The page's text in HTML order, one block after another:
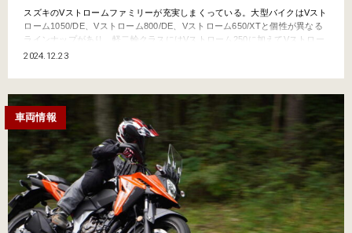
スズキのVストロームファミリーが充実しまくっている。大型バイクはVスト
ローム1050/DE、Vストローム800/DE、Vストローム650/XTと個性が異なる
ラインナップがあり、軽二輪クラスにはVストローム250に加えてVストロー
ム250SXが投入された。ここでは、同じ250ccクラスに共存する2車を比較し
250SX[…
2024.12.23
車両情報